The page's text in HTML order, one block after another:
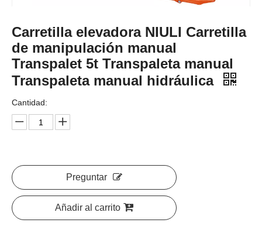
Carretilla elevadora NIULI Carretilla
de manipulación manual
Transpalet 5t Transpaleta manual
Transpaleta manual hidráulica
Cantidad:
Preguntar
Añadir al carrito